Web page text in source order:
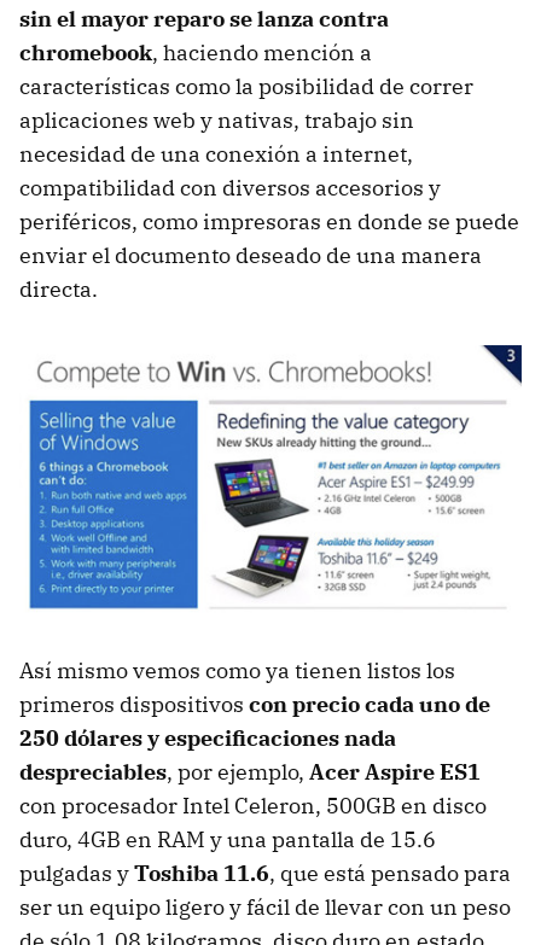
sin el mayor reparo se lanza contra
chromebook, haciendo mención a
características como la posibilidad de correr
aplicaciones web y nativas, trabajo sin
necesidad de una conexión a internet,
compatibilidad con diversos accesorios y
periféricos, como impresoras en donde se puede
enviar el documento deseado de una manera
directa.
Así mismo vemos como ya tienen listos los
primeros dispositivos con precio cada uno de
250 dólares y especificaciones nada
despreciables, por ejemplo, Acer Aspire ES1
con procesador Intel Celeron, 500GB en disco
duro, 4GB en RAM y una pantalla de 15.6
pulgadas yToshiba 11.6, que está pensado para
ser un equipo ligero y fácil de llevar con un peso